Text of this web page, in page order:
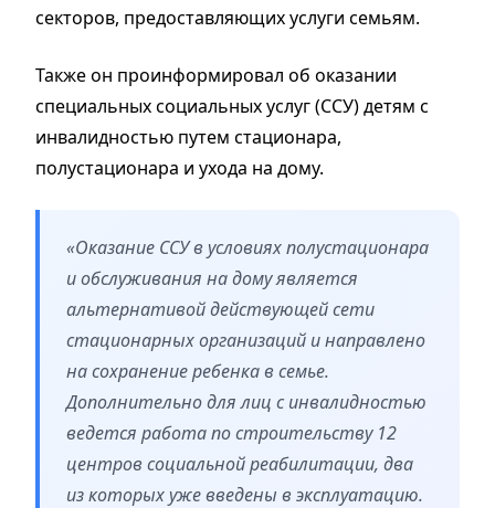
секторов, предоставляющих услуги семьям.
Также он проинформировал об оказании
специальных социальных услуг (ССУ) детям с
инвалидностью путем стационара,
полустационара и ухода на дому.
«Оказание ССУ в условиях полустационара
и обслуживания на дому является
альтернативой действующей сети
стационарных организаций и направлено
на сохранение ребенка в семье.
Дополнительно для лиц с инвалидностью
ведется работа по строительству 12
центров социальной реабилитации, два
из которых уже введены в эксплуатацию.